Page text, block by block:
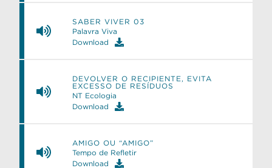
SABER VIVER 03
Palavra Viva
Download
DEVOLVER O RECIPIENTE, EVITA
EXCESSO DE RESÍDUOS
NT Ecologia
Download
AMIGO OU “AMIGO”
Tempo de Refletir
Download